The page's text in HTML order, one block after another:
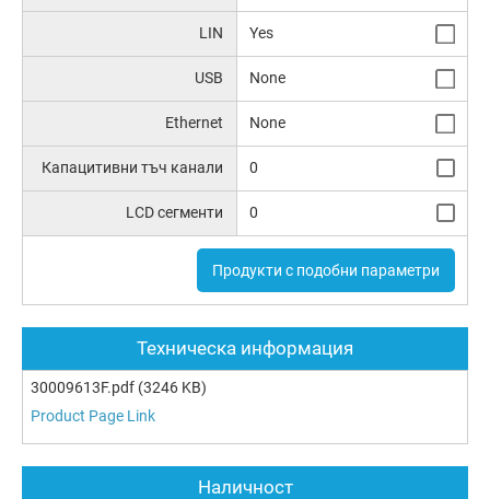
LIN Yes
USB None
Ethernet None
Капацитивни тъч канали 0
LCD сегменти 0
Продукти с подобни параметри
Техническа информация
30009613F.pdf (3246 KB)
Product Page Link
Наличност